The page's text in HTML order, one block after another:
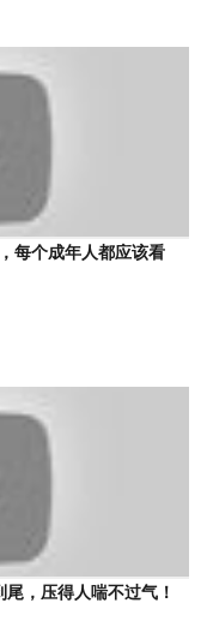
每个成年人都应该看
，压得人喘不过气！